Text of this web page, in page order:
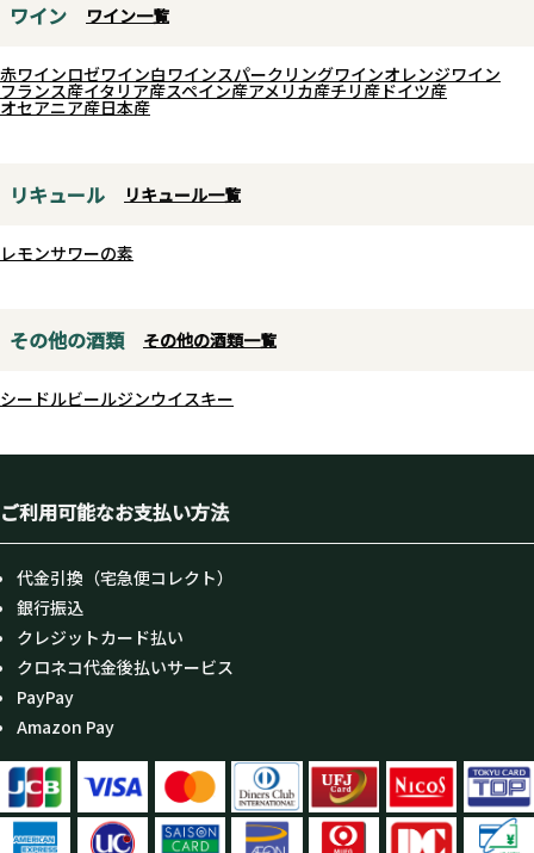
ワイン ワイン一覧
赤ワインロゼワイン白ワインスパークリングワインオレンジワイン
フランス産イタリア産スペイン産アメリカ産チリ産 ドイツ産
オセアニア産日本産
リキュール リキュール一覧
レモンサワーの素
その他の酒類 その他の酒類一覧
シードルビールジンウイスキー
ご利用可能なお支払い方法
代金引換（宅急便コレクト）
銀行振込
クレジットカード払い
クロネコ代金後払いサービス
PayPay
Amazon Pay